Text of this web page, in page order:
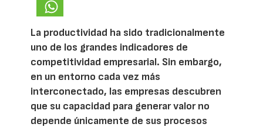
La productividad ha sido tradicionalmente
uno de los grandes indicadores de
competitividad empresarial. Sin embargo,
en un entorno cada vez más
interconectado, las empresas descubren
que su capacidad para generar valor no
depende únicamente de sus procesos